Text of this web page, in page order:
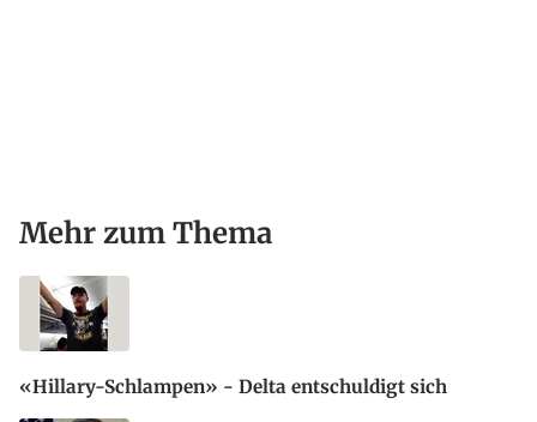
Mehr zum Thema
«Hillary-Schlampen» - Delta entschuldigt sich